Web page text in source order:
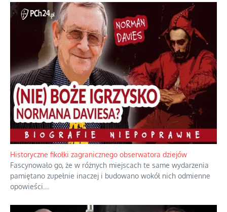
Historyczne fikołki zagranicznego obserwatora dziejów
Fascynowało go, że w różnych miejscach te same wydarzenia
pamiętano zupełnie inaczej i budowano wokół nich odmienne
opowieści....